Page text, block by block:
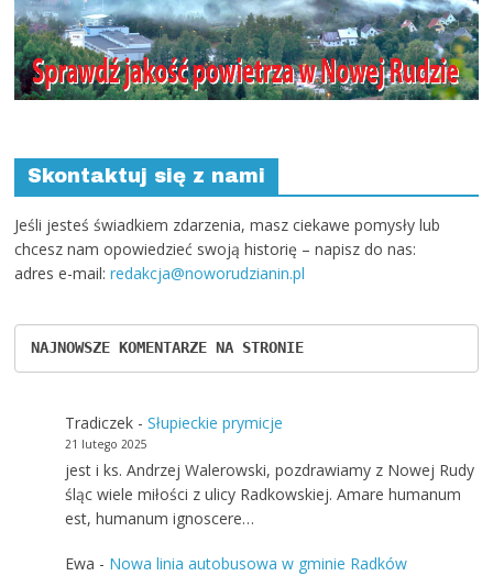
Skontaktuj się z nami
Jeśli jesteś świadkiem zdarzenia, masz ciekawe pomysły lub
chcesz nam opowiedzieć swoją historię – napisz do nas:
adres e-mail:redakcja@noworudzianin.pl
NAJNOWSZE KOMENTARZE NA STRONIE
Tradiczek- Słupieckie prymicje
21 lutego 2025
jest i ks. Andrzej Walerowski, pozdrawiamy z Nowej Rudy
śląc wiele miłości z ulicy Radkowskiej. Amare humanum
est, humanum ignoscere…
Ewa - Nowa linia autobusowa w gminie Radków